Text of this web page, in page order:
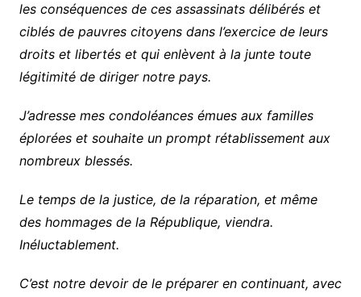
les conséquences de ces assassinats délibérés et
ciblés de pauvres citoyens dans l’exercice de leurs
droits et libertés et qui enlèvent à la junte toute
légitimité de diriger notre pays.
J’adresse mes condoléances émues aux familles
éplorées et souhaite un prompt rétablissement aux
nombreux blessés.
Le temps de la justice, de la réparation, et même
des hommages de la République, viendra.
Inéluctablement.
C’est notre devoir de le préparer en continuant, avec